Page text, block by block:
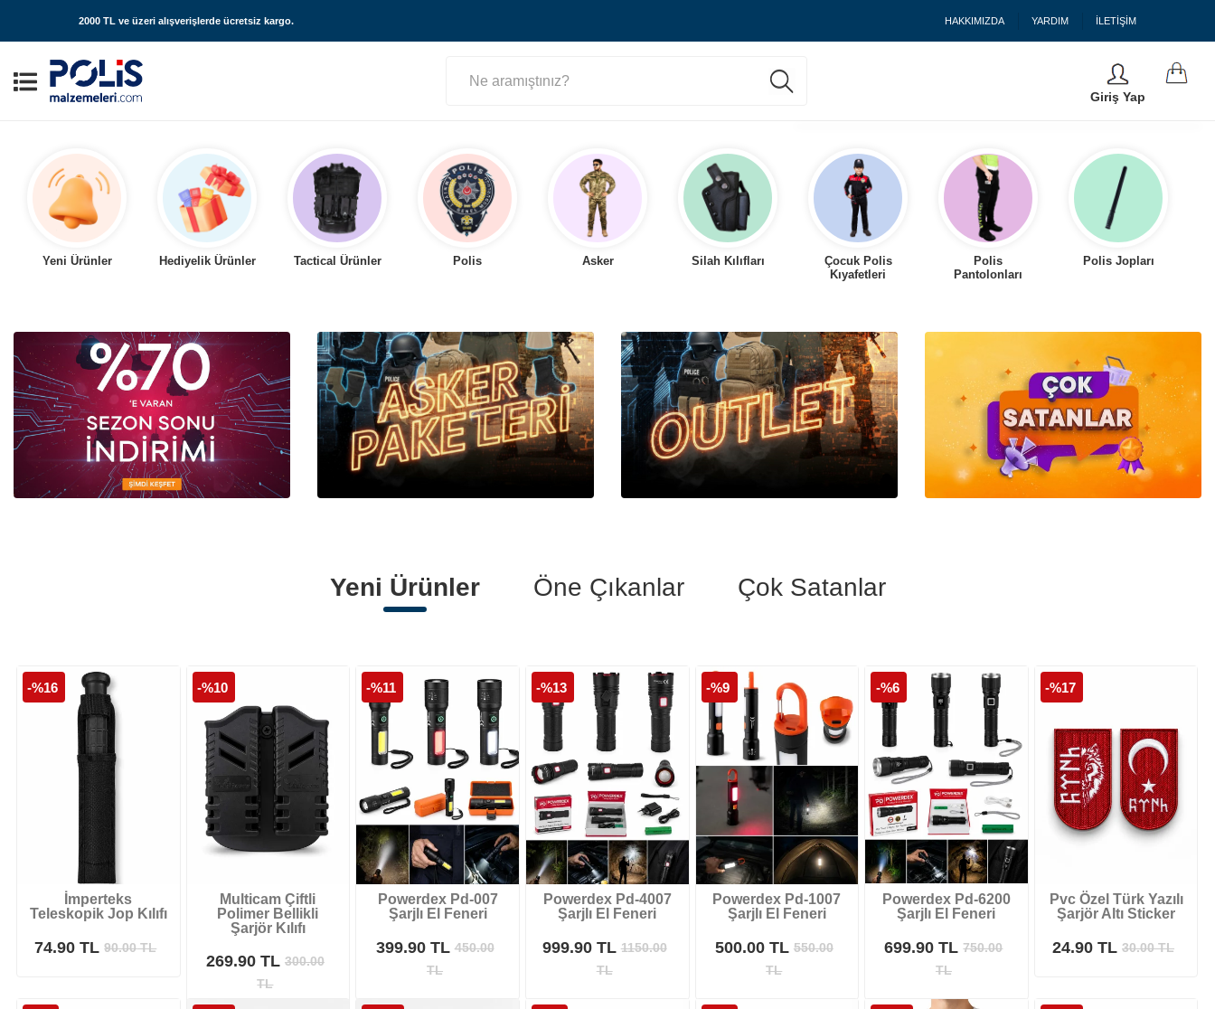
2000 TL ve üzeri alışverişlerde ücretsiz kargo. HAKKIMIZDA YARDIM İLETİŞİM
Giriş Yap
Yeni Ürünler Hediyelik Ürünler Tactical Ürünler Polis Asker Silah Kılıfları
Çocuk Polis
Kıyafetleri
Polis
Pantolonları
Polis Jopları
Polis Armaları Polis Palaskaları Polis Montları Polis Botları Polis Kelepçeleri Polis Tişörtleri Polis Cüzdanları
Polis Şapka ve
Kepleri
Yeni Ürünler Öne Çıkanlar Çok Satanlar
-%16
İmperteks
Teleskopik Jop Kılıfı
74.90 TL90.00TL
-%10
Multicam Çiftli
Polimer Bellikli
Şarjör Kılıfı
269.90 TL 300.00
TL
-%11
Powerdex Pd-007
Şarjlı El Feneri
399.90 TL 450.00
TL
-%13
Powerdex Pd-4007
Şarjlı El Feneri
999.90 TL 1150.00
TL
-%9
Powerdex Pd-1007
Şarjlı El Feneri
500.00 TL 550.00
TL
-%6
Powerdex Pd-6200
Şarjlı El Feneri
699.90 TL750.00
TL
-%17
Pvc Özel Türk Yazılı
Şarjör Altı Sticker
24.90 TL30.00TL